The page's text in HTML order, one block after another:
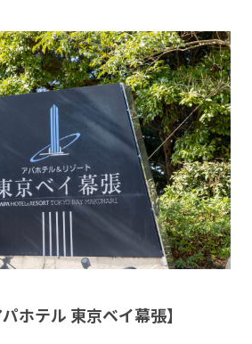
ホテル 東京ベイ幕張】